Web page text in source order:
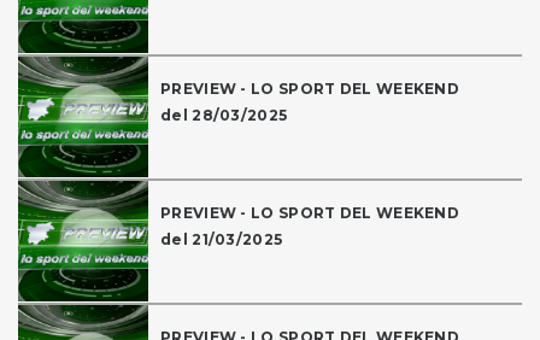
PREVIEW - LO SPORT DEL WEEKEND
del 28/03/2025
PREVIEW - LO SPORT DEL WEEKEND
del 21/03/2025